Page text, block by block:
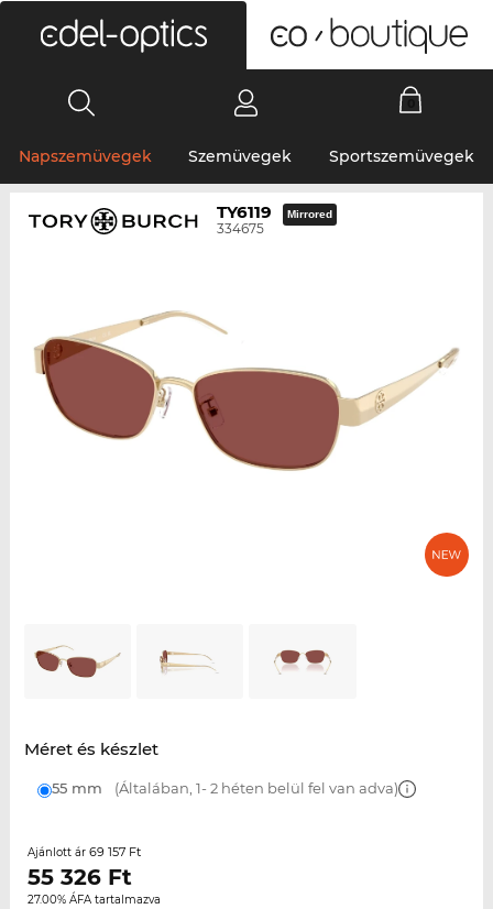
Napszemüvegek Szemüvegek Sportszemüvegek
TY6119
334675
Mirrored
Méret és készlet
55 mm (Általában, 1- 2 héten belül fel van adva)
Ajánlott ár 69 157 Ft
55 326Ft
27.00% ÁFA tartalmazva